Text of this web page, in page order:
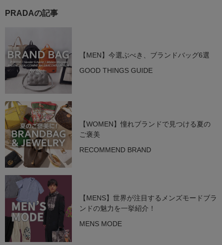
PRADAの記事
【MEN】今選ぶべき、ブランドバッグ6選
GOOD THINGS GUIDE
【WOMEN】憧れブランドで見つける夏の
ご褒美
RECOMMEND BRAND
【MENS】世界が注目するメンズモードブラ
ンドの魅力を一挙紹介！
MENS MODE